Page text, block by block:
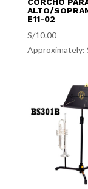
ALTO/
E11-02
S/10.00
Approximately: